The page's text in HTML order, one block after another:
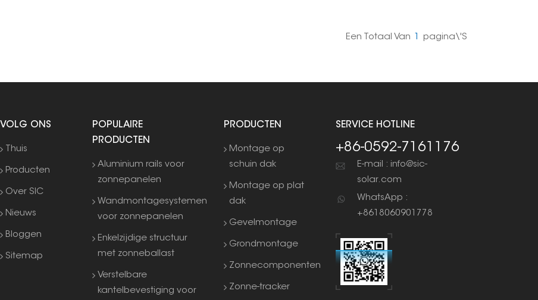
Een Totaal Van
1 Pagina\'s
VOLG ONS
Thuis
Producten
Over SIC
Nieuws
Bloggen
Sitemap
POPULAIRE
PRODUCTEN
Aluminium rails voor
zonnepanelen
Wandmontagesystemen
voor zonnepanelen
Enkelzijdige structuur
met zonneballast
Verstelbare
kantelbevestiging voor
PRODUCTEN
Montage op
schuin dak
Montage op plat
dak
Gevelmontage
Grondmontage
Zonnecomponenten
Zonne-tracker
SERVICE HOTLINE
+86-0592-7161176
E-mail : info@sic-
solar.com
WhatsApp :
+8618060901778